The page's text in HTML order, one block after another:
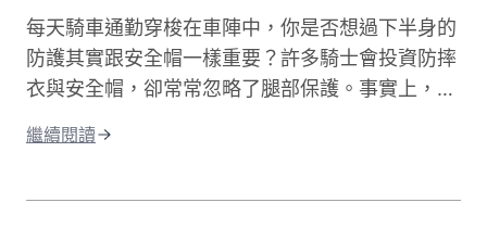
每天騎車通勤穿梭在車陣中，你是否想過下半身的
防護其實跟安全帽一樣重要？許多騎士會投資防摔
衣與安全帽，卻常常忽略了腿部保護。事實上，大
據交通部統計，機車事故傷亡中，頭部仍是最高致
繼續閱讀